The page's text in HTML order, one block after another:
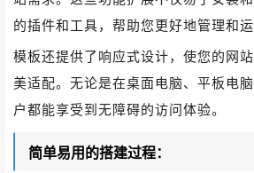
的插件和工具，帮助您更好地管理和运
模板还提供了响应式设计，使您的网
美适配。无论是在桌面电脑、平板电
户都能享受到无障碍的访问体验。
简单易用的搭建过程：